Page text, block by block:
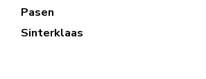
Pasen
Sinterklaas